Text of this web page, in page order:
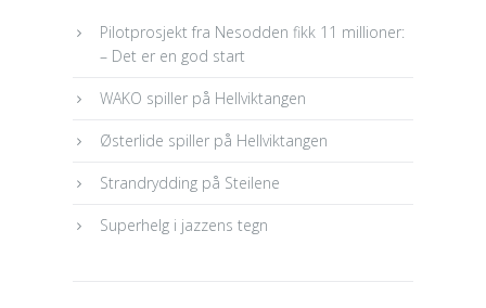
Pilotprosjekt fra Nesodden fikk 11 millioner:
– Det er en god start
WAKO spiller på Hellviktangen
Østerlide spiller på Hellviktangen
Strandrydding på Steilene
Superhelg i jazzens tegn